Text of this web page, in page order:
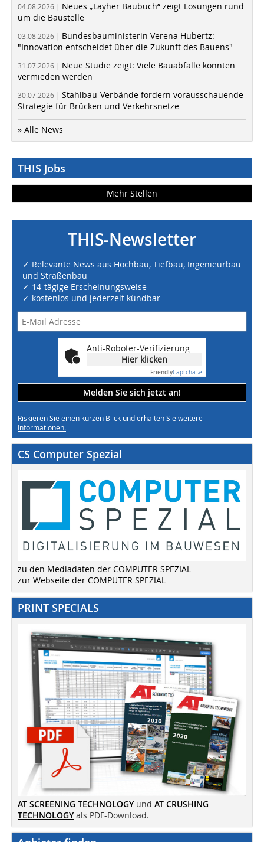
04.08.2026 | Neues „Layher Baubuch“ zeigt Lösungen rund
um die Baustelle
03.08.2026 | Bundesbauministerin Verena Hubertz:
"Innovation entscheidet über die Zukunft des Bauens"
31.07.2026 | Neue Studie zeigt: Viele Bauabfälle könnten
vermieden werden
30.07.2026 | Stahlbau-Verbände fordern vorausschauende
Strategie für Brücken und Verkehrsnetze
» Alle News
THIS Jobs
Mehr Stellen
THIS-Newsletter
✓ Relevante News aus Hochbau, Tiefbau, Ingenieurbau
und Straßenbau
✓ 14-tägige Erscheinungsweise
✓ kostenlos und jederzeit kündbar
Anti-Roboter-Verifizierung
Hier klicken
FriendlyCaptcha ⇗
Melden Sie sich jetzt an!
Riskieren Sie einen kurzen Blick und erhalten Sie weitere
Informationen.
CS Computer Spezial
zu den Mediadaten der COMPUTER SPEZIAL
zur Webseite der COMPUTER SPEZIAL
PRINT SPECIALS
AT SCREENING TECHNOLOGY und AT CRUSHING
TECHNOLOGY als PDF-Download.